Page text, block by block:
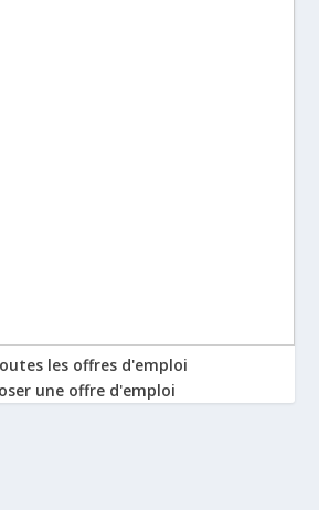
les offres d'emploi
une offre d'emploi